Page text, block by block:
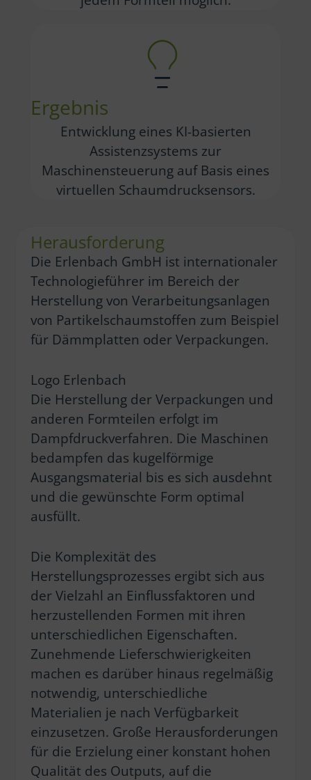
Ergebnis
Entwicklung eines KI-basierten
Assistenzsystems zur
Maschinensteuerung auf Basis eines
virtuellen Schaumdrucksensors.
Herausforderung
Die Erlenbach GmbH ist internationaler
Technologieführer im Bereich der
Herstellung von Verarbeitungsanlagen
von Partikelschaumstoffen zum Beispiel
für Dämmplatten oder Verpackungen.
Logo Erlenbach
Die Herstellung der Verpackungen und
anderen Formteilen erfolgt im
Dampfdruckverfahren. Die Maschinen
bedampfen das kugelförmige
Ausgangsmaterial bis es sich ausdehnt
und die gewünschte Form optimal
ausfüllt.
Die Komplexität des
Herstellungsprozesses ergibt sich aus
der Vielzahl an Einflussfaktoren und
herzustellenden Formen mit ihren
unterschiedlichen Eigenschaften.
Zunehmende Lieferschwierigkeiten
machen es darüber hinaus regelmäßig
notwendig, unterschiedliche
Materialien je nach Verfügbarkeit
einzusetzen. Große Herausforderungen
für die Erzielung einer konstant hohen
Qualität des Outputs, auf die